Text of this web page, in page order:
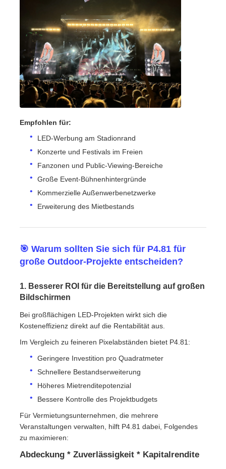
SMD LED-Bildschirm
LED-Anzeigetafel für den Außenbereich
LED-Werbetafel im Freien
Empfohlen für:
LED-Werbung am Stadionrand
Konzerte und Festivals im Freien
Fanzonen und Public-Viewing-Bereiche
Große Event-Bühnenhintergründe
Kommerzielle Außenwerbenetzwerke
Erweiterung des Mietbestands
🎯 Warum sollten Sie sich für P4.81 für
große Outdoor-Projekte entscheiden?
1. Besserer ROI für die Bereitstellung auf großen
Bildschirmen
Bei großflächigen LED-Projekten wirkt sich die
Kosteneffizienz direkt auf die Rentabilität aus.
Im Vergleich zu feineren Pixelabständen bietet P4.81:
Geringere Investition pro Quadratmeter
Schnellere Bestandserweiterung
Höheres Mietrenditepotenzial
Bessere Kontrolle des Projektbudgets
Für Vermietungsunternehmen, die mehrere
Veranstaltungen verwalten, hilft P4.81 dabei, Folgendes
zu maximieren:
Abdeckung * Zuverlässigkeit * Kapitalrendite